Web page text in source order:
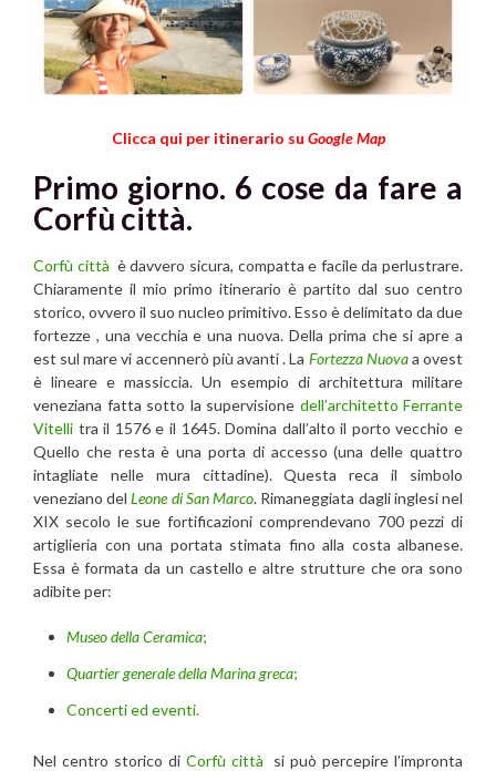
Clicca qui per itinerario su Google Map
Primo giorno. 6 cose da fare a
Corfù città.
Corfù città è davvero sicura, compatta e facile da perlustrare.
Chiaramente il mio primo itinerario è partito dal suo centro
storico, ovvero il suo nucleo primitivo. Esso è delimitato da due
fortezze , una vecchia e una nuova. Della prima che si apre a
est sul mare vi accennerò più avanti . La Fortezza Nuovaa ovest
è lineare e massiccia. Un esempio di architettura militare
veneziana fatta sotto la supervisione dell’architetto Ferrante
Vitelli tra il 1576 e il 1645. Domina dall’alto il porto vecchio e
Quello che resta è una porta di accesso (una delle quattro
intagliate nelle mura cittadine). Questa reca il simbolo
veneziano delLeone di San Marco. Rimaneggiata dagli inglesi nel
XIX secolo le sue fortificazioni comprendevano 700 pezzi di
artiglieria con una portata stimata fino alla costa albanese.
Essa è formata da un castello e altre strutture che ora sono
adibite per:
Museo della Ceramica;
Quartier generale della Marina greca;
Concerti ed eventi.
Nel centro storico di Corfù città si può percepire l’impronta